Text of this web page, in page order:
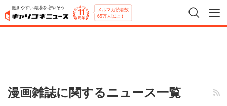
働きやすい職場を増やそう メルマガ読者数
65万人以上！
漫画雑誌に関するニュース一覧